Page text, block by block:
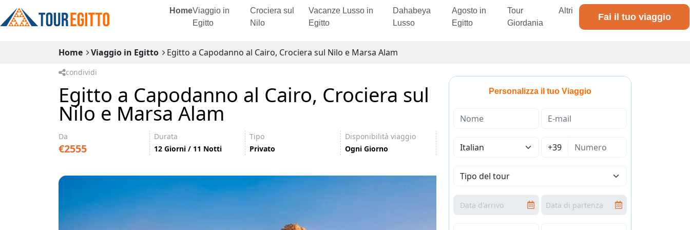
HomeViaggio in
Egitto
Crociera sul
Nilo
Vacanze Lusso in
Egitto
Dahabeya
Lusso
Agosto in
Egitto
Tour
Giordania
Altri
Fai il tuo viaggio
Home Viaggio in Egitto Egitto a Capodanno al Cairo, Crociera sul Nilo e Marsa Alam
condividi
Egitto a Capodanno al Cairo, Crociera sul
Nilo e Marsa Alam
Da
€2555
Durata
12 Giorni / 11 Notti
Tipo
Privato
Disponibilità viaggio
Ogni Giorno
Personalizza il tuo Viaggio